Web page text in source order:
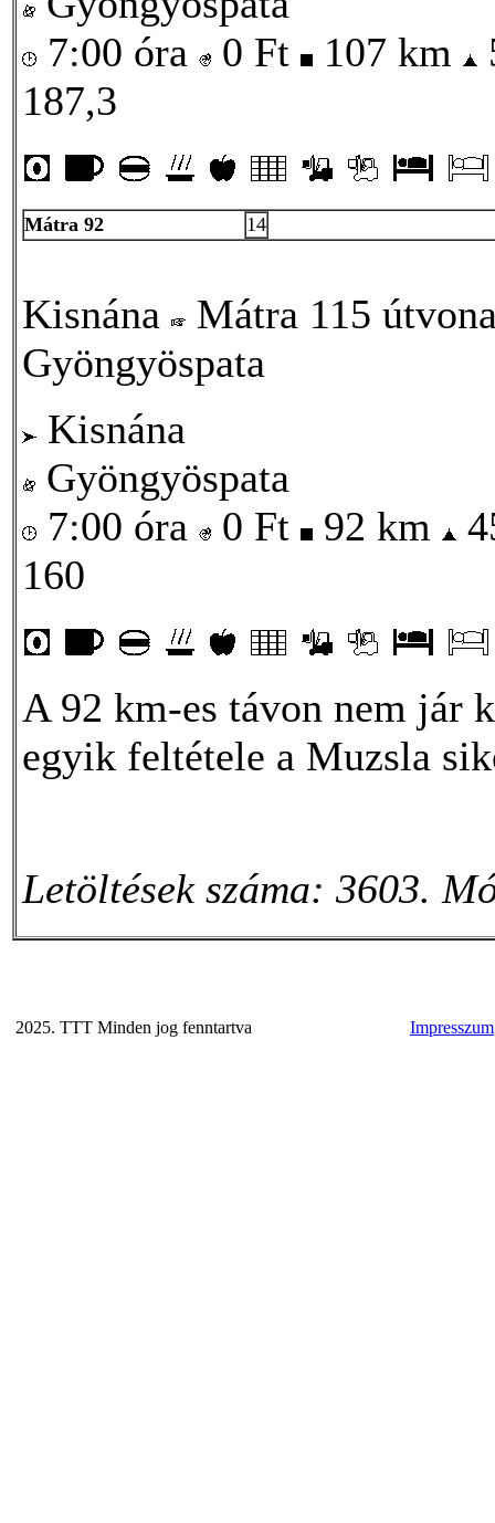
7:00 óra
0 Ft 107 km
187,3
Mátra 92 14
Kisnána
Mátra 115
Gyöngyöspata
Kisnána
Gyöngyöspata
7:00 óra
0 Ft 92 km
160
A 92 km-es távon nem jár
egyik feltétele a Muzsla
Letöltések száma: 3603.
2025. TTT Minden jog fenntartva Impresszum